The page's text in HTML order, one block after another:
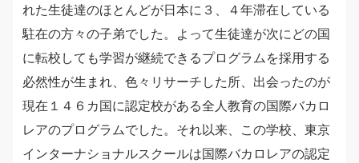
れた生徒達のほとんどが日本に３、４年滞在している
駐在の方々の子弟でした。よって生徒達が次にどの国
に転校しても学習が継続できるプログラムを採用する
必然性が生まれ、色々リサーチした所、出会ったのが
現在１４６カ国に認定校がある全人教育の国際バカロ
レアのプログラムでした。それ以来、この学校、東京
インターナショナルスクールは国際バカロレアの認定